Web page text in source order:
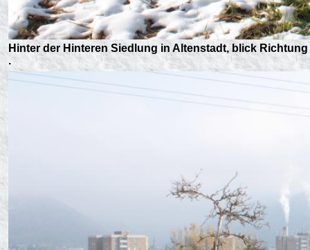
Hinter der Hinteren Siedlung in Altenstadt, blick
.